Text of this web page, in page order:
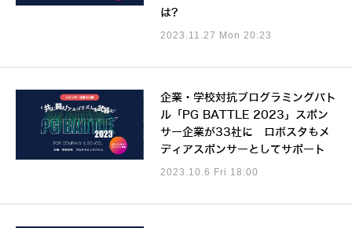
は?
2023.11.27 Mon 20:23
企業・学校対抗プログラミングバト
ル「PG BATTLE 2023」スポン
サー企業が33社に ロボスタもメ
ディアスポンサーとしてサポート
2023.10.6 Fri 18:00